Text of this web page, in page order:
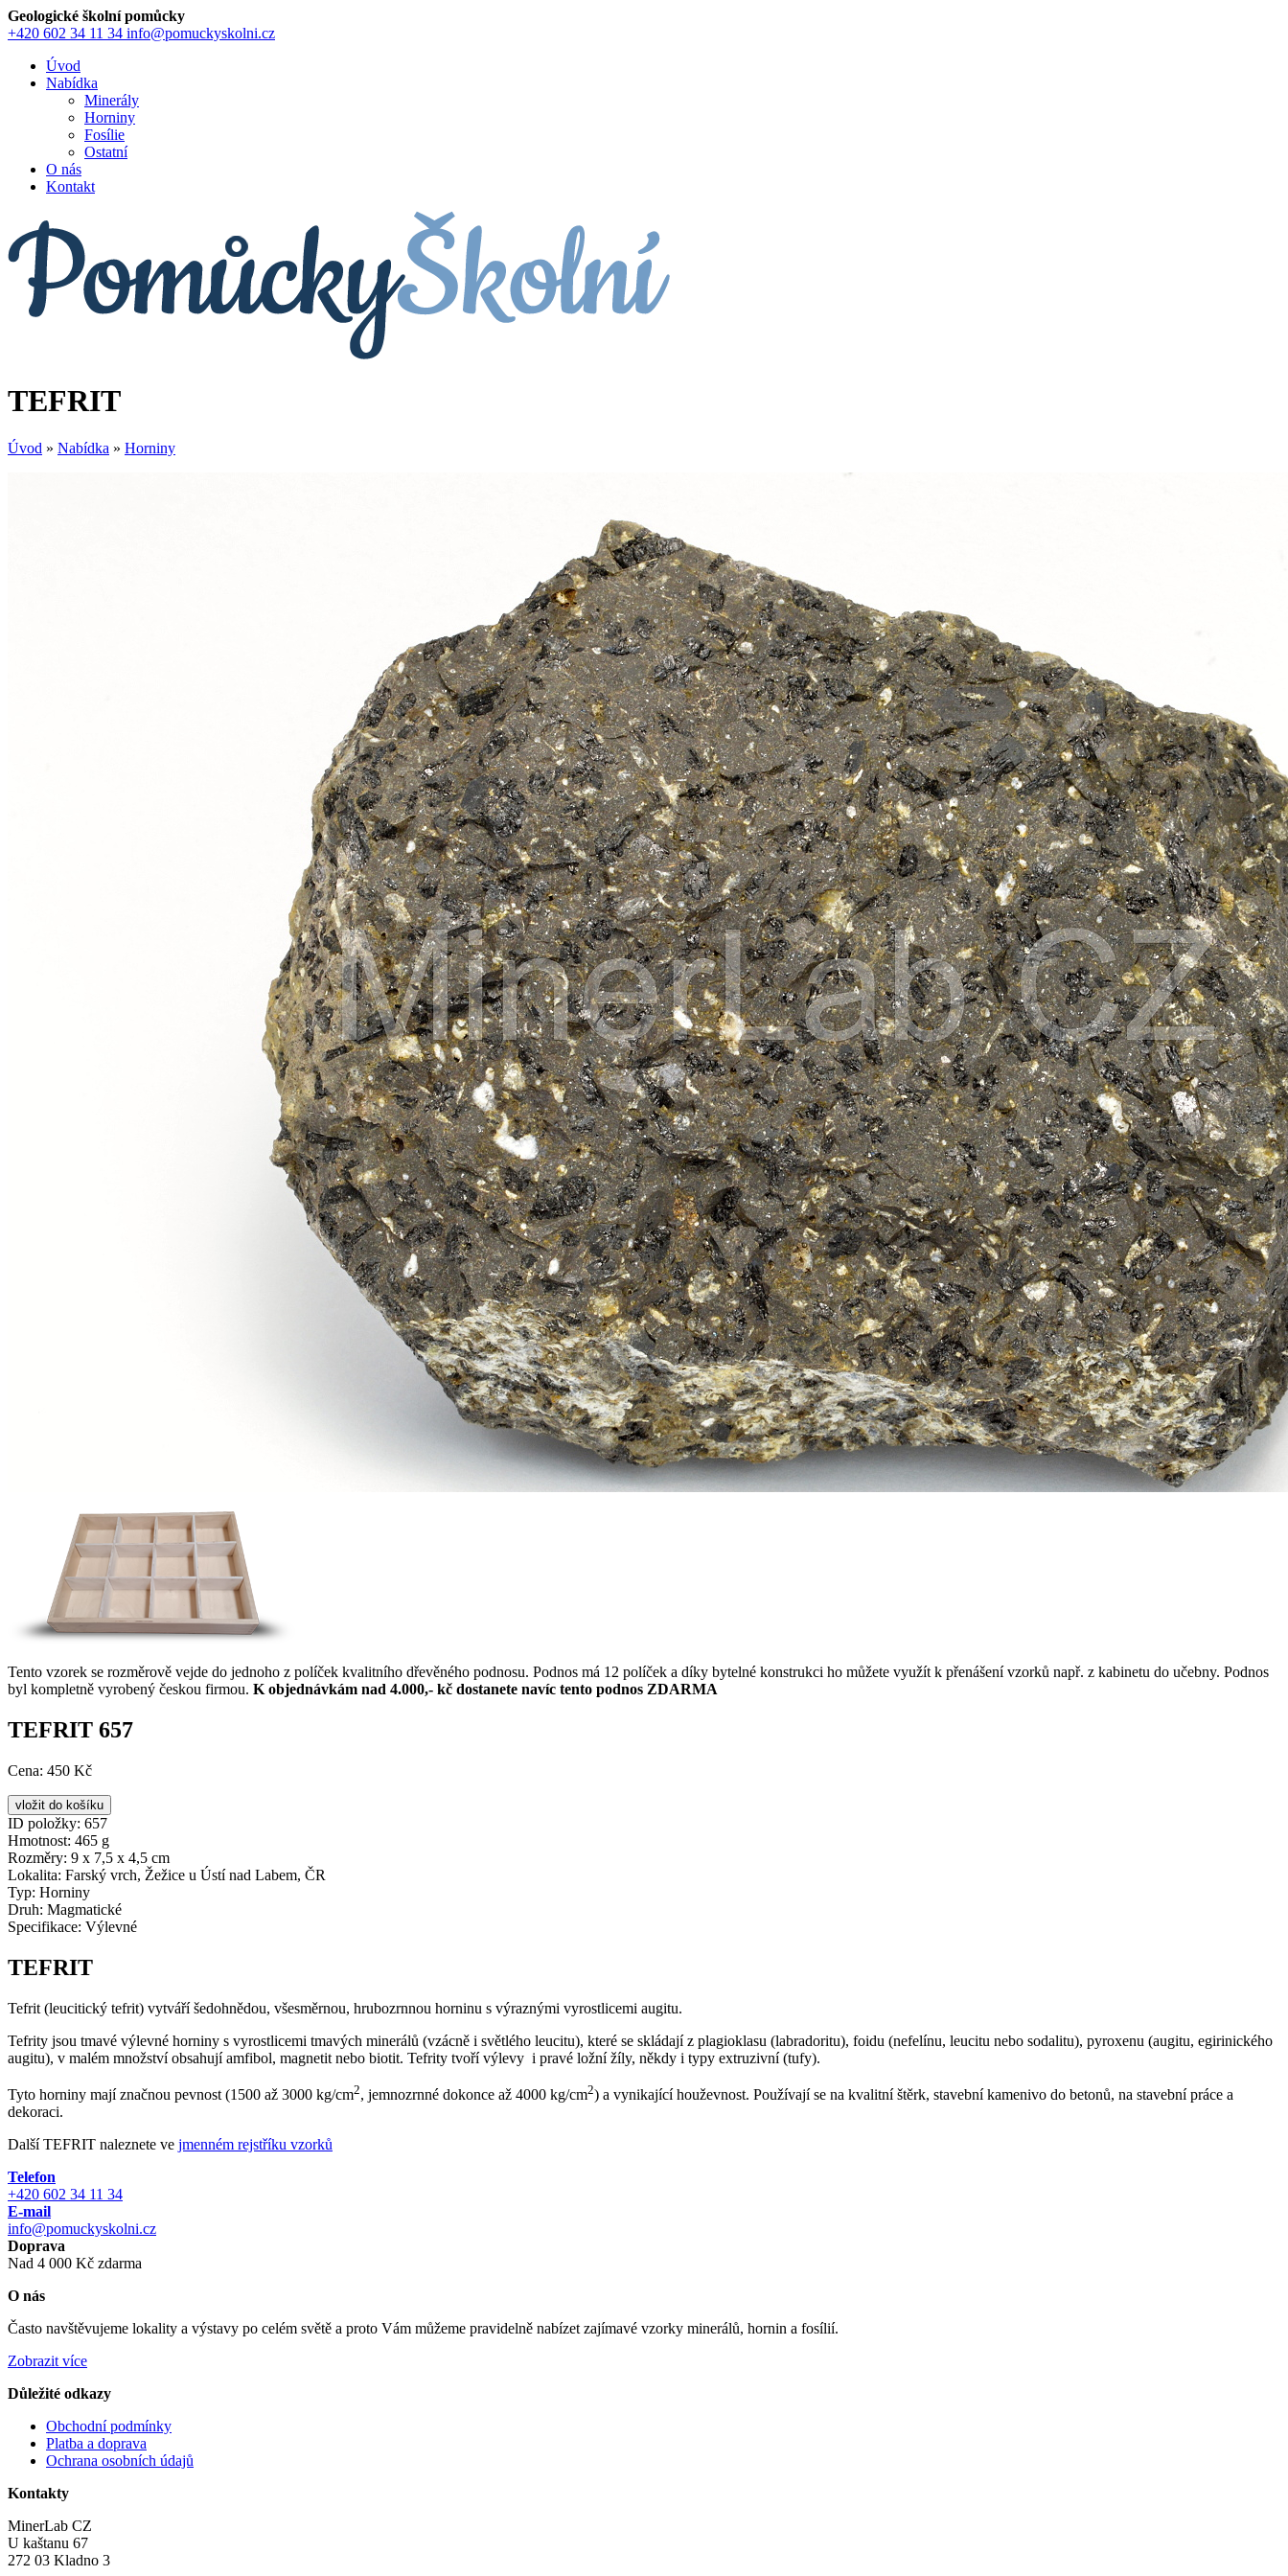
Geologické školní pomůcky
+420 602 34 11 34 info@pomuckyskolni.cz
Úvod
Nabídka
Minerály
Horniny
Fosílie
Ostatní
O nás
Kontakt
TEFRIT
Úvod » Nabídka » Horniny
Tento vzorek se rozměrově vejde do jednoho z políček kvalitního dřevěného podnosu. Podnos má 12 políček a díky bytelné konstrukci ho můžete využít k přenášení vzorků např. z kabinetu do učebny. Podnos
byl kompletně vyrobený českou firmou. K objednávkám nad 4.000,- kč dostanete navíc tento podnos ZDARMA
TEFRIT 657
Cena: 450 Kč
ID položky: 657
Hmotnost: 465 g
Rozměry: 9 x 7,5 x 4,5 cm
Lokalita: Farský vrch, Žežice u Ústí nad Labem, ČR
Typ: Horniny
Druh: Magmatické
Specifikace: Výlevné
TEFRIT
Tefrit (leucitický tefrit) vytváří šedohnědou, všesměrnou, hrubozrnnou horninu s výraznými vyrostlicemi augitu.
Tefrity jsou tmavé výlevné horniny s vyrostlicemi tmavých minerálů (vzácně i světlého leucitu), které se skládají z plagioklasu (labradoritu), foidu (nefelínu, leucitu nebo sodalitu), pyroxenu (augitu, egirinického
augitu), v malém množství obsahují amfibol, magnetit nebo biotit. Tefrity tvoří výlevy i pravé ložní žíly, někdy i typy extruzivní (tufy).
Tyto horniny mají značnou pevnost (1500 až 3000 kg/cm2, jemnozrnné dokonce až 4000 kg/cm2) a vynikající houževnost. Používají se na kvalitní štěrk, stavební kamenivo do betonů, na stavební práce a
dekoraci.
Další TEFRIT naleznete ve jmenném rejstříku vzorků
Telefon
+420 602 34 11 34
E-mail
info@pomuckyskolni.cz
Doprava
Nad 4 000 Kč zdarma
O nás
Často navštěvujeme lokality a výstavy po celém světě a proto Vám můžeme pravidelně nabízet zajímavé vzorky minerálů, hornin a fosílií.
Zobrazit více
Důležité odkazy
Obchodní podmínky
Platba a doprava
Ochrana osobních údajů
Kontakty
MinerLab CZ
U kaštanu 67
272 03 Kladno 3